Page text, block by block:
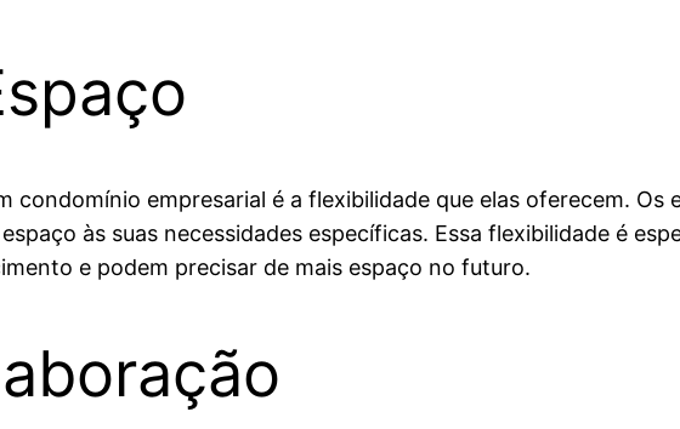
empresarial é a flexibilidade que elas oferecem. Os
às suas necessidades específicas. Essa flexibilidade é
e podem precisar de mais espaço no futuro.